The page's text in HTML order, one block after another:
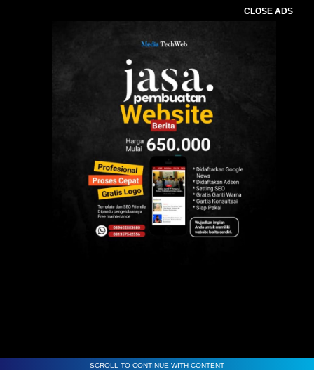
CLOSE ADS
SCROLL TO CONTINUE WITH CONTENT